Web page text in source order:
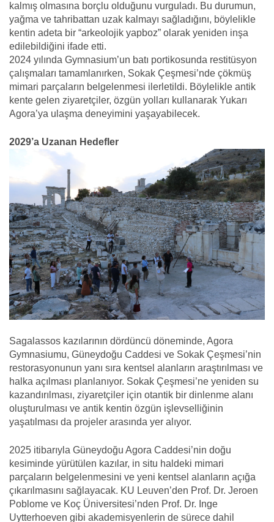
kalmış olmasına borçlu olduğunu vurguladı. Bu durumun,
yağma ve tahribattan uzak kalmayı sağladığını, böylelikle
kentin adeta bir “arkeolojik yapboz” olarak yeniden inşa
edilebildiğini ifade etti.
2024 yılında Gymnasium’un batı portikosunda restitüsyon
çalışmaları tamamlanırken, Sokak Çeşmesi’nde çökmüş
mimari parçaların belgelenmesi ilerletildi. Böylelikle antik
kente gelen ziyaretçiler, özgün yolları kullanarak Yukarı
Agora’ya ulaşma deneyimini yaşayabilecek.
2029’a Uzanan Hedefler
Sagalassos kazılarının dördüncü döneminde, Agora
Gymnasiumu, Güneydoğu Caddesi ve Sokak Çeşmesi’nin
restorasyonunun yanı sıra kentsel alanların araştırılması ve
halka açılması planlanıyor. Sokak Çeşmesi’ne yeniden su
kazandırılması, ziyaretçiler için otantik bir dinlenme alanı
oluşturulması ve antik kentin özgün işlevselliğinin
yaşatılması da projeler arasında yer alıyor.
2025 itibarıyla Güneydoğu Agora Caddesi’nin doğu
kesiminde yürütülen kazılar, in situ haldeki mimari
parçaların belgelenmesini ve yeni kentsel alanların açığa
çıkarılmasını sağlayacak. KU Leuven’den Prof. Dr. Jeroen
Poblome ve Koç Üniversitesi’nden Prof. Dr. Inge
Uytterhoeven gibi akademisyenlerin de sürece dahil